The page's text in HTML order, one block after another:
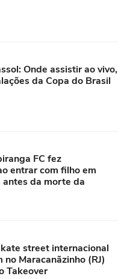
Onde assistir ao vivo,
da Copa do Brasil
FC fez
entrar com filho em
antes da morte da
street internacional
Maracanãzinho (RJ)
Takeover